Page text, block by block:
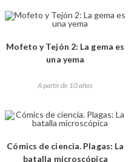
Mofeto y Tejón 2: La gema es
una yema
A partir de 10 años
Cómics de ciencia. Plagas: La
batalla microscópica